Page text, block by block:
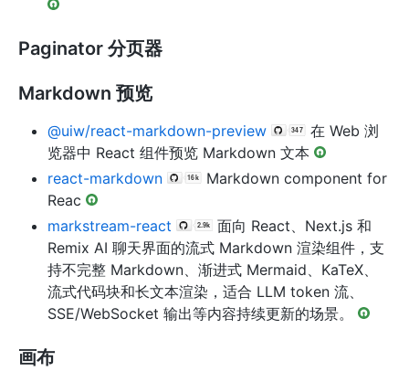
Paginator 分页器
Markdown 预览
@uiw/react-markdown-preview
在 Web 浏
览器中 React 组件预览 Markdown 文本
react-markdown
Markdown component for
Reac
markstream-react
面向 React、Next.js 和
Remix AI 聊天界面的流式 Markdown 渲染组件，支
持不完整 Markdown、渐进式 Mermaid、KaTeX、
流式代码块和长文本渲染，适合 LLM token 流、
SSE/WebSocket 输出等内容持续更新的场景。
画布